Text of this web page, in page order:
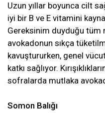
Uzun yıllar boyunca cilt
iyi bir B ve E vitamini
Gereksinim duyduğu tüm
avokadonun sıkça
kavuştururken, genel
katkı sağlıyor.
sofralarda mutlaka
Somon Balığı